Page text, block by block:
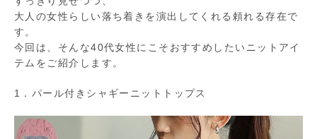
大人の女性らしい落ち着きを演出してくれる頼れる存在で
す。
今回は、そんな40代女性にこそおすすめしたいニットアイ
テムをご紹介します。
1．パール付きシャギーニットトップス